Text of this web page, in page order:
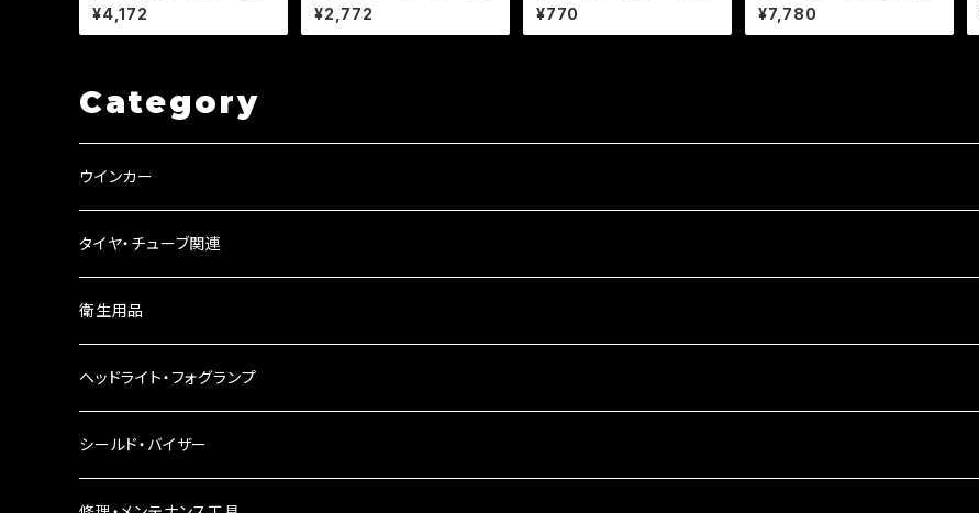
激光 / 2個セット / 【シルバー・
ブラック選択】ver.3 ポジショ
ンランプ付 アメリカン レトロ
¥4,172
km LEDミニメーター 汎用 シ
ルバー 12V用//機械式/b167/
モンキー/エイプ/DAX等
¥2,772
クランプ マウント 10mm正ネ
ジ用/22.2mmハンドル/ブラッ
ク/エストレア/SR/ 【クリック
¥770
ー 左右セット バリオス ゼファ
ー ZRX ZZ-R エストレア 他
【a378】 可倒&角度&伸縮 調
¥7,780
Category
ウインカー
ウインカーリレー
ウインカーレンズ
LEDウインカー
電球型ウインカー
タイヤ・チューブ関連
衛生用品
ヘッドライト・フォグランプ
ヘッドライト
シールド・バイザー